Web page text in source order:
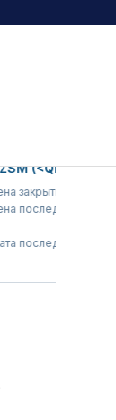
:
сделки
сделки